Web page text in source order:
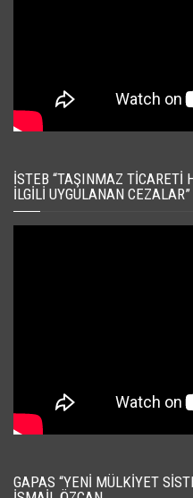
İSTEB “TAŞINMAZ TICARETI
İLGILI UYGULANAN
GAPAS “YENI MÜLKIYET